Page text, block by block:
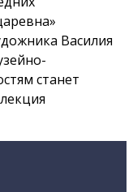
Василия
станет